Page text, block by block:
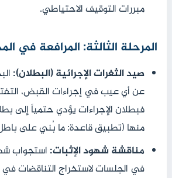
مبررات التوقيف الاحتياطي.
المرحلة الثالثة: المرافعة في
صيد الثغرات الإجرائية (البطلان):
عن أي عيب في إجراءات القبض،
فبطلان الإجراءات يؤدي حتمياً إلى
منها (تطبيق قاعدة: ما بُني على
مناقشة شهود الإثبات: استجواب
في الجلسات لاستخراج التناقضات في